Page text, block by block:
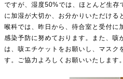
ですが、湿度50%では、ほとんど生存
に加湿が大切か、お分かりいただける
喉科では、昨日から、待合室と受付に
感染予防に努めております。また、咳
は、咳エチケットをお願いし、マスク
す。ご協力よろしくお願いいたします。